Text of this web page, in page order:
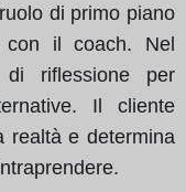
di primo piano
con il coach. Nel
riflessione per
Il cliente
realtà e determina